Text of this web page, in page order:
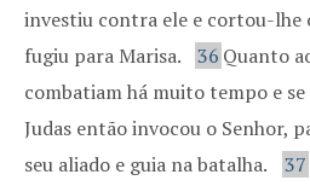
investiu contra ele e cortou-lhe
fugiu para Marisa.
36 Quanto
combatiam há muito tempo e
Judas então invocou o Senhor,
seu aliado e guia na batalha.
37